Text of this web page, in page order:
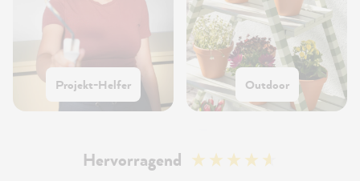
Projekt-Helfer Outdoor
Hervorragend